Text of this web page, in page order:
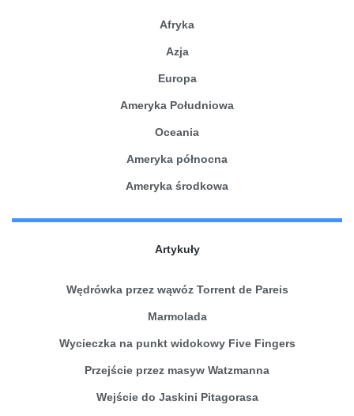
Afryka
Azja
Europa
Ameryka Południowa
Oceania
Ameryka północna
Ameryka środkowa
Artykuły
Wędrówka przez wąwóz Torrent de Pareis
Marmolada
Wycieczka na punkt widokowy Five Fingers
Przejście przez masyw Watzmanna
Wejście do Jaskini Pitagorasa